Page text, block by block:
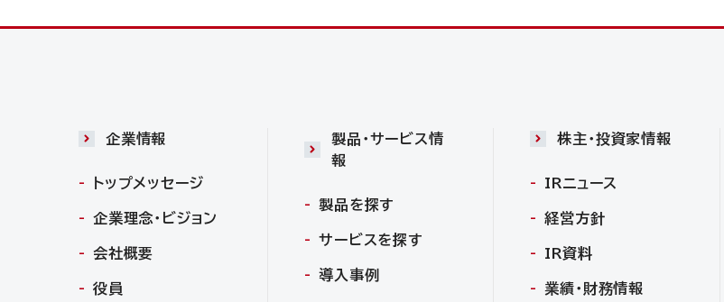
企業情報
トップメッセージ
企業理念・ビジョン
会社概要
役員
製品・サービス情
報
製品を探す
サービスを探す
導入事例
株主・投資家情報
IRニュース
経営方針
IR資料
業績・財務情報